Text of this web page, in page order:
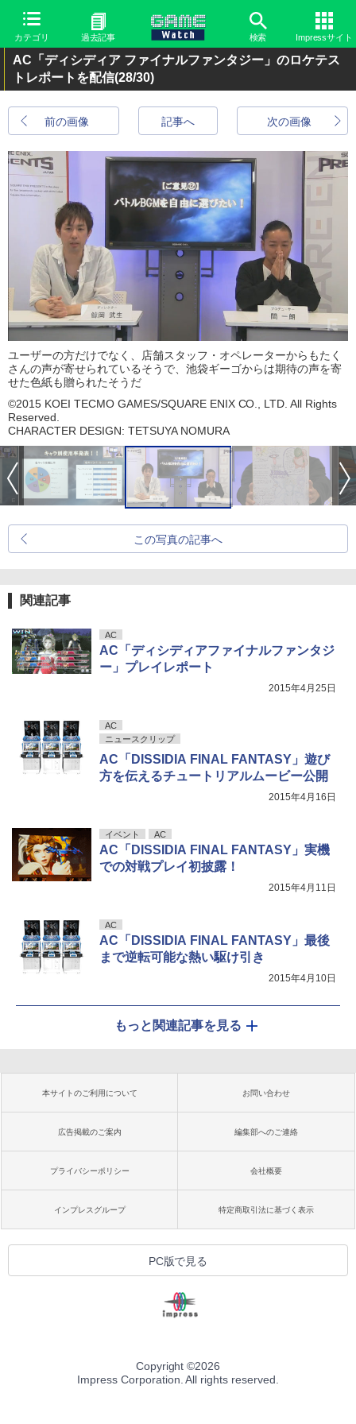
カテゴリ 過去記事 検索 Impressサイト
AC「ディシディア ファイナルファンタジー」のロケテス
トレポートを配信(28/30)
前の画像 次の画像
記事へ
ユーザーの方だけでなく、店舗スタッフ・オペレーターからもたく
さんの声が寄せられているそうで、池袋ギーゴからは期待の声を寄
せた色紙も贈られたそうだ
©2015 KOEI TECMO GAMES/SQUARE ENIX CO., LTD. All Rights
Reserved.
CHARACTER DESIGN: TETSUYA NOMURA
この写真の記事へ
関連記事
AC
AC「ディシディアファイナルファンタジ
ー」プレイレポート
2015年4月25日
AC
ニュースクリップ
AC「DISSIDIA FINAL FANTASY」遊び
方を伝えるチュートリアルムービー公開
2015年4月16日
イベント AC
AC「DISSIDIA FINAL FANTASY」実機
での対戦プレイ初披露！
2015年4月11日
AC
AC「DISSIDIA FINAL FANTASY」最後
まで逆転可能な熱い駆け引き
2015年4月10日
もっと関連記事を見る
本サイトのご利用について お問い合わせ
広告掲載のご案内 編集部へのご連絡
プライバシーポリシー 会社概要
インプレスグループ 特定商取引法に基づく表示
PC版で見る
Copyright ©2026
Impress Corporation. All rights reserved.